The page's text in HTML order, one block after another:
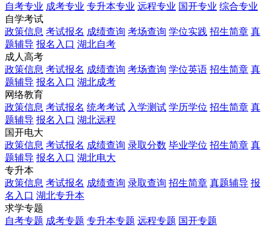
自考专业 成考专业 专升本专业 远程专业 国开专业 综合专业
自学考试
政策信息 考试报名 成绩查询 考场查询 学位实践 招生简章 真
题辅导 报名入口 湖北自考
成人高考
政策信息 考试报名 成绩查询 考场查询 学位英语 招生简章 真
题辅导 报名入口 湖北成考
网络教育
政策信息 考试报名 统考考试 入学测试 学历学位 招生简章 真
题辅导 报名入口 湖北远程
国开电大
政策信息 考试报名 成绩查询 录取分数 毕业学位 招生简章 真
题辅导 报名入口 湖北电大
专升本
政策信息 考试报名 成绩查询 录取查询 招生简章 真题辅导 报
名入口 湖北专升本
求学专题
自考专题 成考专题 专升本专题 远程专题 国开专题